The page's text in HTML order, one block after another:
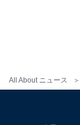
All About ニュース